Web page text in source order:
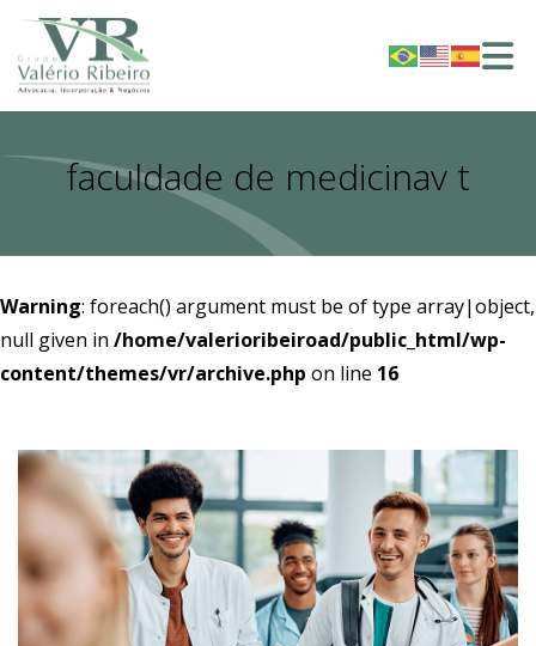
faculdade de medicinav t
Warning: foreach() argument must be of type array|object,
null given in /home/valerioribeiroad/public_html/wp-
content/themes/vr/archive.php on line 16